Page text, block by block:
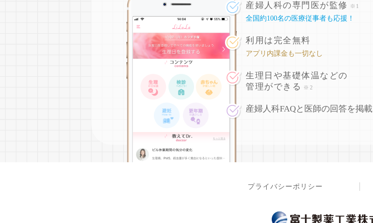
産婦人科の専門医が監修 ※1
全国約100名の医療従事者も応援！
利用は完全無料
アプリ内課金も一切なし
生理日や基礎体温などの
管理ができる
※2
産婦人科FAQと医師の回答を掲載
プライバシーポリシー